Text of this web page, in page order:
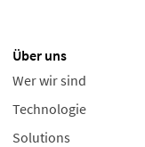
Über uns
Wer wir sind
Technologie
Solutions